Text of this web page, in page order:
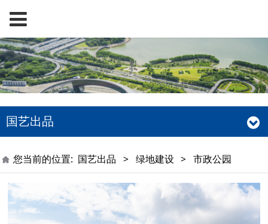
国艺出品
您当前的位置: 国艺出品 > 绿地建设 > 市政公园